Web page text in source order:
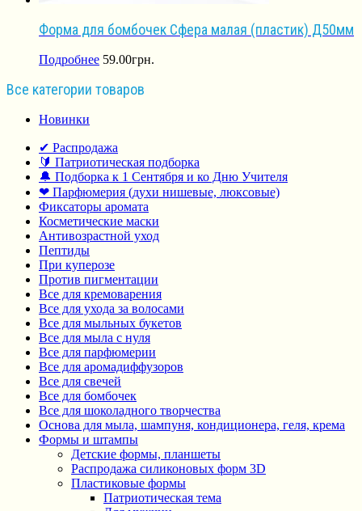
Форма для бомбочек Сфера малая (пластик) Д50мм
Подробнее 59.00грн.
Все категории товаров
Новинки
✔ Распродажа
🔰 Патриотическая подборка
🔔 Подборка к 1 Сентября и ко Дню Учителя
❤ Парфюмерия (духи нишевые, люксовые)
Фиксаторы аромата
Косметические маски
Антивозрастной уход
Пептиды
При куперозе
Против пигментации
Все для кремоварения
Все для ухода за волосами
Все для мыльных букетов
Все для мыла с нуля
Все для парфюмерии
Все для аромадиффузоров
Все для свечей
Все для бомбочек
Все для шоколадного творчества
Основа для мыла, шампуня, кондиционера, геля, крема
Формы и штампы
Детские формы, планшеты
Распродажа силиконовых форм 3D
Пластиковые формы
Патриотическая тема